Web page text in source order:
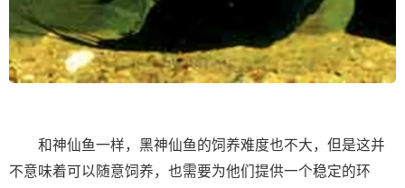
和神仙鱼一样，黑神仙鱼的饲养难度也不大，但是这并
不意味着可以随意饲养，也需要为他们提供一个稳定的环